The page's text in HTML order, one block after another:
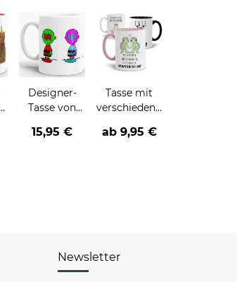
Designer-
Tasse von
Townsend
15,95 €
Tasse mit
verschiedenen
Sprüchen
ab 9,95 €
Newsletter